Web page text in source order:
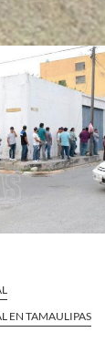
EN TAMAULIPAS